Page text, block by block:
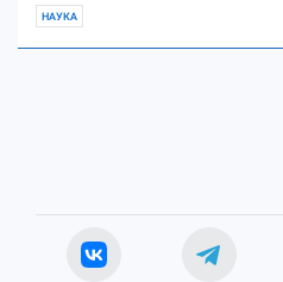
НАУКА